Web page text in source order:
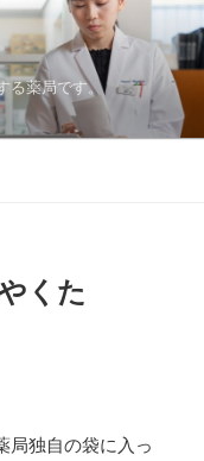
る薬局です。
くた
局独自の袋に入っ